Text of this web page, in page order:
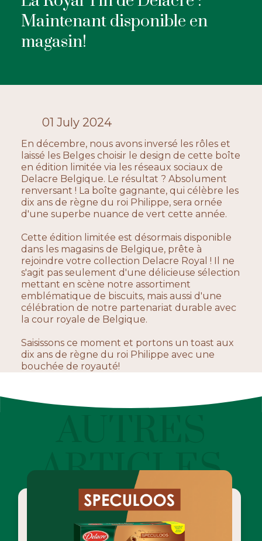
ACTUALITÉS
Maintenant disponible en
magasin!
01 July 2024
En décembre, nous avons inversé les rôles et
laissé les Belges choisir le design de cette boîte
en édition limitée via les réseaux sociaux de
Delacre Belgique. Le résultat ? Absolument
renversant ! La boîte gagnante, qui célèbre les
dix ans de règne du roi Philippe, sera ornée
d'une superbe nuance de vert cette année.
Cette édition limitée est désormais disponible
dans les magasins de Belgique, prête à
rejoindre votre collection Delacre Royal ! Il ne
s'agit pas seulement d'une délicieuse sélection
mettant en scène notre assortiment
emblématique de biscuits, mais aussi d'une
célébration de notre partenariat durable avec
la cour royale de Belgique.
Saisissons ce moment et portons un toast aux
dix ans de règne du roi Philippe avec une
bouchée de royauté!
ARTICLES